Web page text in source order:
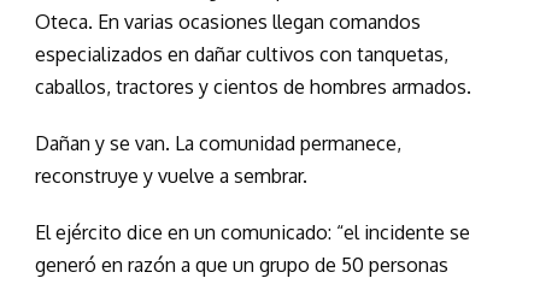
Oteca. En varias ocasiones llegan comandos
especializados en dañar cultivos con tanquetas,
caballos, tractores y cientos de hombres armados.
Dañan y se van. La comunidad permanece,
reconstruye y vuelve a sembrar.
El ejército dice en un comunicado: “el incidente se
generó en razón a que un grupo de 50 personas